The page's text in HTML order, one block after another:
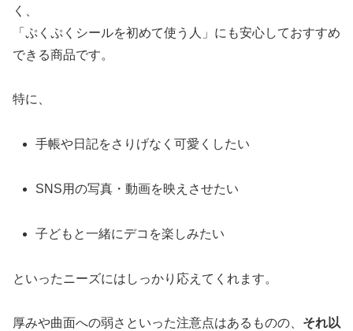
く、
「ぷくぷくシールを初めて使う人」にも安心しておすすめ
できる商品です。
特に、
手帳や日記をさりげなく可愛くしたい
SNS用の写真・動画を映えさせたい
子どもと一緒にデコを楽しみたい
といったニーズにはしっかり応えてくれます。
厚みや曲面への弱さといった注意点はあるものの、 それ以